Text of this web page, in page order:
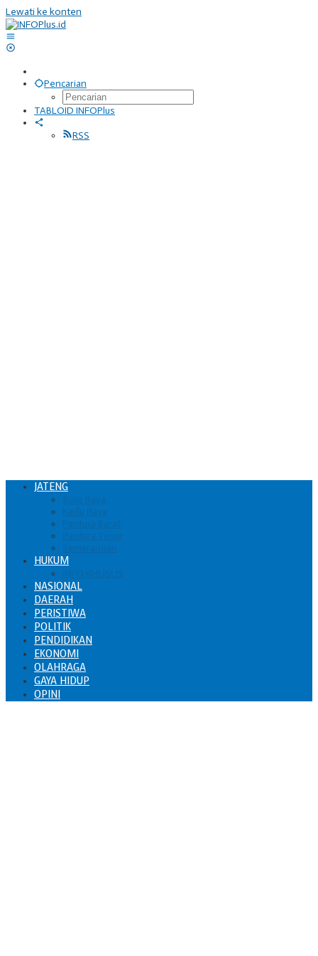
Lewati ke konten
Pencarian
TABLOID INFOPlus
RSS
JATENG
Solo Raya
Kedu Raya
Pantura Barat
Pantura Timur
Semarangan
HUKUM
INFO KHUSUS
NASIONAL
DAERAH
PERISTIWA
POLITIK
PENDIDIKAN
EKONOMI
OLAHRAGA
GAYA HIDUP
OPINI